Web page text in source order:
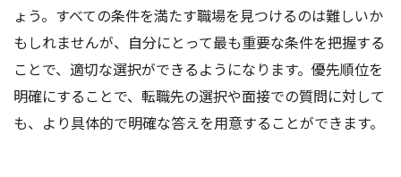
ょう。すべての条件を満たす職場を見つけるのは難しいか
もしれませんが、自分にとって最も重要な条件を把握する
ことで、適切な選択ができるようになります。優先順位を
明確にすることで、転職先の選択や面接での質問に対して
も、より具体的で明確な答えを用意することができます。